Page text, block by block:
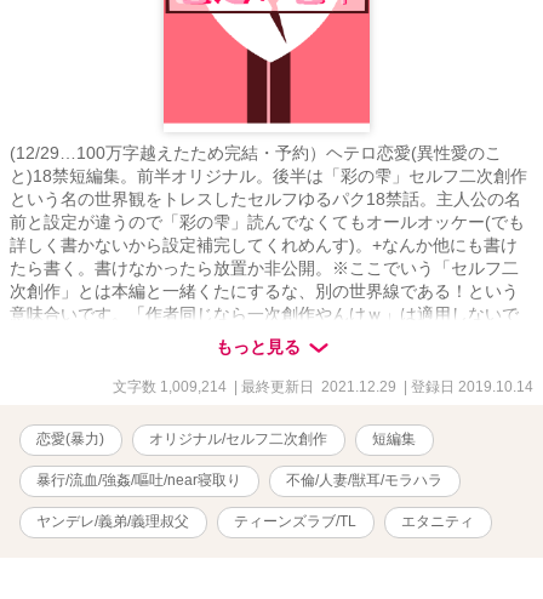
(12/29…100万字越えたため完結・予約）ヘテロ恋愛(異性愛のこ
と)18禁短編集。前半オリジナル。後半は「彩の雫」セルフ二次創作
という名の世界観をトレスしたセルフゆるパク18禁話。主人公の名
前と設定が違うので「彩の雫」読んでなくてもオールオッケー(でも
詳しく書かないから設定補完してくれめんす)。+なんか他にも書け
たら書く。書けなかったら放置か非公開。※ここでいう「セルフ二
次創作」とは本編と一緒くたにするな、別の世界線である！という
意味合いです。「作者同じなら一次創作やんけｗ」は適用しないで
くださいましお願いします頼むでよろしく。
もっと見る
文字数 1,009,214 | 最終更新日 2021.12.29 | 登録日 2019.10.14
恋愛(暴力) オリジナル/セルフ二次創作 短編集
暴行/流血/強姦/嘔吐/near寝取り 不倫/人妻/獣耳/モラハラ
ヤンデレ/義弟/義理叔父 ティーンズラブ/TL エタニティ